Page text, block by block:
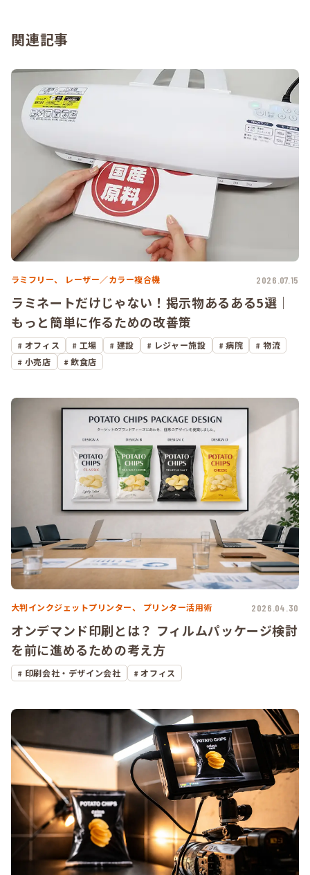
関連記事
ラミフリー、 レーザー／カラー複合機 2026.07.15
ラミネートだけじゃない！掲示物あるある5選｜
もっと簡単に作るための改善策
オフィス 工場 建設 レジャー施設 病院
物流
小売店
飲食店
大判インクジェットプリンター、 プリンター活用術 2026.04.30
オンデマンド印刷とは？ フィルムパッケージ検討
を前に進めるための考え方
印刷会社・デザイン会社 オフィス